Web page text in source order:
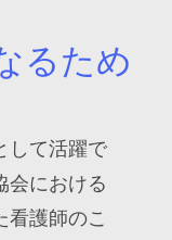
るため
して活躍で
会における
護師のこ